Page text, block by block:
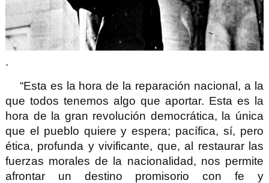
.
“Esta es la hora de la reparación nacional, a la
que todos tenemos algo que aportar. Esta es la
hora de la gran revolución democrática, la única
que el pueblo quiere y espera; pacífica, sí, pero
ética, profunda y vivificante, que, al restaurar las
fuerzas morales de la nacionalidad, nos permite
afrontar un destino promisorio con fe y